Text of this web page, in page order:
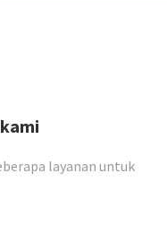
layanan untuk